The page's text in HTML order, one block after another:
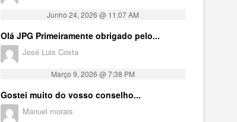
Junho 24, 2026 @ 11:07 AM
Olá JPG Primeiramente obrigado pelo...
José Luis Costa
Março 9, 2026 @ 7:38 PM
Gostei muito do vosso conselho...
Manuel morais